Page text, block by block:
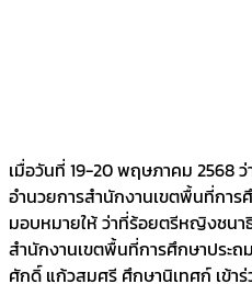
เมื่อวันที่ 19-20 พฤษภาคม 2568
อำนวยการสำนักงานเขตพื้นที่การ
มอบหมายให้ ว่าที่ร้อยตรีหญิงชนา
สำนักงานเขตพื้นที่การศึกษาประถ
ศักดิ์ แก้วสมศรี ศึกษานิเทศก์ เข้า